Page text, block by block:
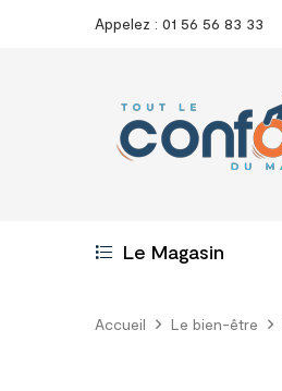
Appelez : 01 56 56 83 33
Le Magasin
Accueil Le bien-être